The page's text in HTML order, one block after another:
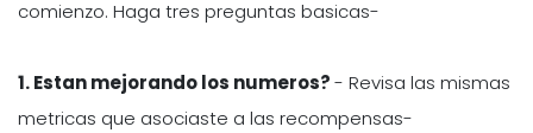
comienzo. Haga tres preguntas basicas-
1. Estan mejorando los numeros?- Revisa las mismas
metricas que asociaste a las recompensas-